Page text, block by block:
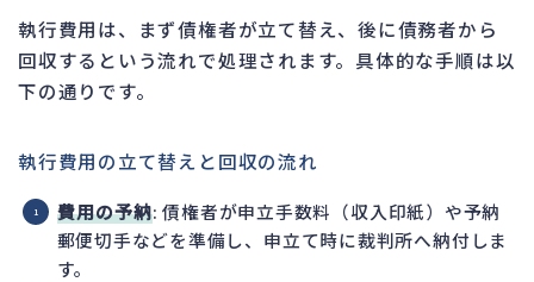
執行費用は、まず債権者が立て替え、後に債務者から
回収するという流れで処理されます。具体的な手順は以
下の通りです。
執行費用の立て替えと回収の流れ
費用の予納: 債権者が申立手数料（収入印紙）や予納
郵便切手などを準備し、申立て時に裁判所へ納付しま
す。